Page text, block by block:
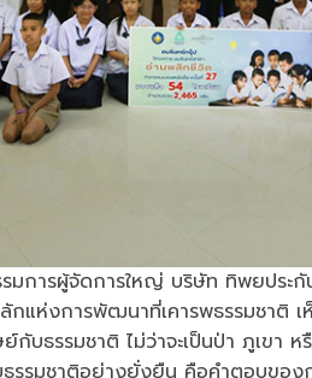
มการผู้จัดการใหญ่ บริษัท ทิพยปร
ลักแห่งการพัฒนาที่เคารพธรรมชาติ
บธรรมชาติ ไม่ว่าจะเป็นป่า ภูเขา ห
รรมชาติอย่างยั่งยืน คือคำตอบของ